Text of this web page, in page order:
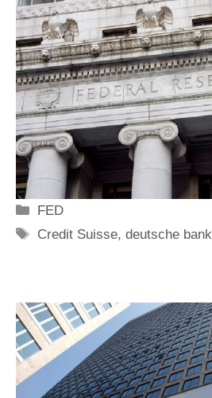
Categorie
FED
Tag
Credit Suisse,deutsche bank